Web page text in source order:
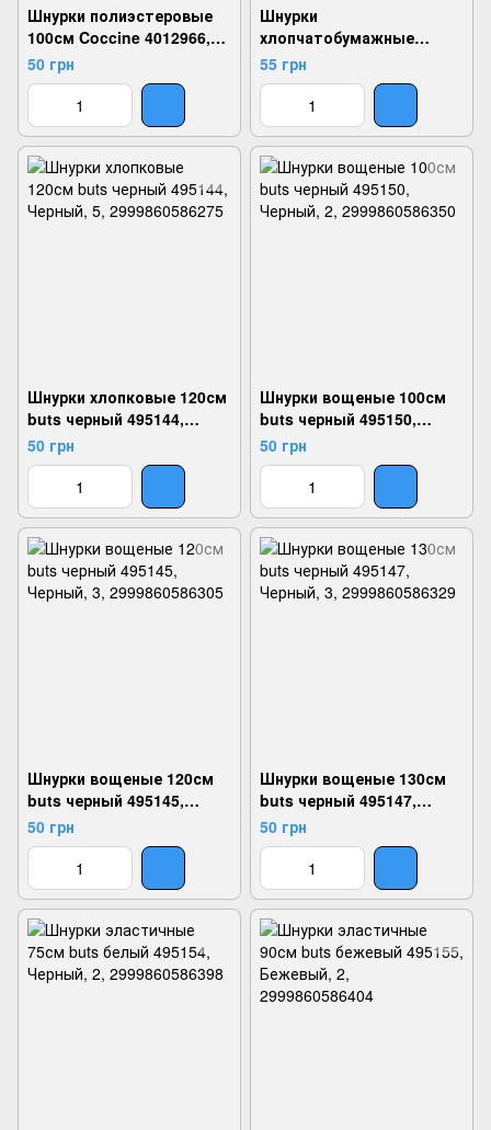
Шнурки полиэстеровые
100см Coccine 4012966,
Черный, 7, 2999860735611
50 грн
Шнурки
хлопчатобумажные
170см buts 4012971,
Серый, 2999860735666
55 грн
Шнурки хлопковые 120см
buts черный 495144,
Черный, 5, 2999860586275
50 грн
Шнурки вощеные 100см
buts черный 495150,
Черный, 2, 2999860586350
50 грн
Шнурки вощеные 120см
buts черный 495145,
Черный, 3, 2999860586305
50 грн
Шнурки вощеные 130см
buts черный 495147,
Черный, 3, 2999860586329
50 грн